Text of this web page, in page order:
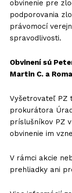
obvinenie pre
podporovania
právomocí
spravodlivosti.
Obvinení sú
Martin C. a
Vyšetrovateľ PZ
prokurátora
príslušníkov PZ
obvinenie im
V rámci akcie
prehliadky ani